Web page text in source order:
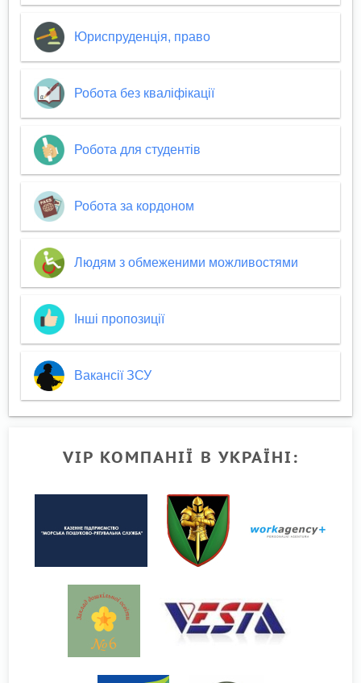
Юриспруденція, право
Робота без кваліфікації
Робота для студентів
Робота за кордоном
Людям з обмеженими можливостями
Інші пропозиції
Вакансії ЗСУ
VIP КОМПАНІЇ В УКРАЇНІ: